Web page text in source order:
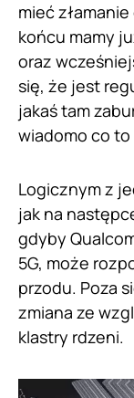
mieć
końcu mamy
oraz
się, że jest
jakaś tam
wiadomo co
Logicznym z
jak na
gdyby
5G, może
przodu. Poza
zmiana ze
klastry rdzeni.